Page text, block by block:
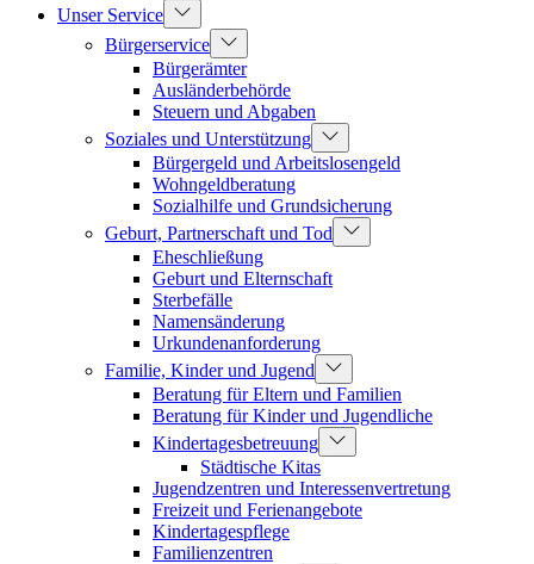
Unser Service
Bürgerservice
Bürgerämter
Ausländerbehörde
Steuern und Abgaben
Soziales und Unterstützung
Bürgergeld und Arbeitslosengeld
Wohngeldberatung
Sozialhilfe und Grundsicherung
Geburt, Partnerschaft und Tod
Eheschließung
Geburt und Elternschaft
Sterbefälle
Namensänderung
Urkundenanforderung
Familie, Kinder und Jugend
Beratung für Eltern und Familien
Beratung für Kinder und Jugendliche
Kindertagesbetreuung
Städtische Kitas
Jugendzentren und Interessenvertretung
Freizeit und Ferienangebote
Kindertagespflege
Familienzentren